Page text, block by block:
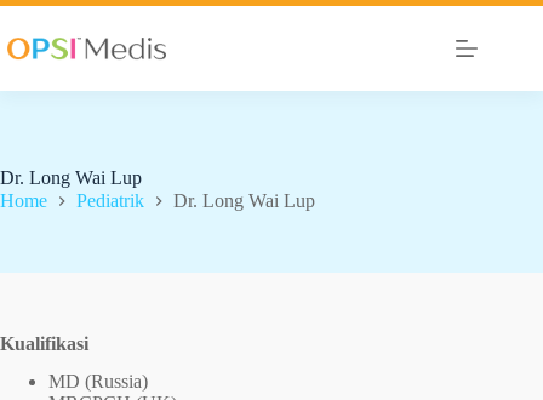
Dr. Long Wai Lup
Home
Pediatrik Dr. Long Wai Lup
Kualifikasi
MD (Russia)